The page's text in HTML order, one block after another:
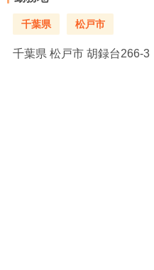
千葉県 松戸市
千葉県 松戸市 胡録台266-